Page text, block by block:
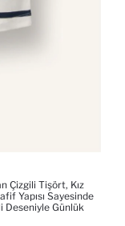
Çizgili Tişört, Kız
Yapısı Sayesinde
Deseniyle Günlük